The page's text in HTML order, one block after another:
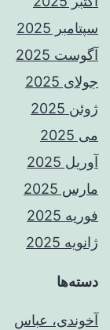
سپتامبر 2025
آگوست 2025
جولای 2025
ژوئن 2025
می 2025
آوریل 2025
مارس 2025
فوریه 2025
ژانویه 2025
دسته‌ها
آخوندی، عباس